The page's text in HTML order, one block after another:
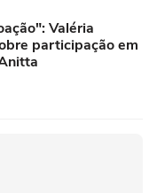
Valéria
participação em